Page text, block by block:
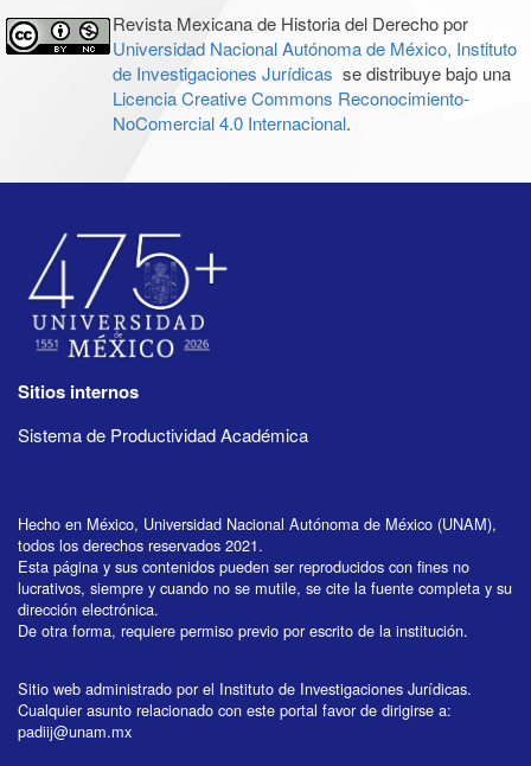
Revista Mexicana de Historia del Derecho por
Universidad Nacional Autónoma de México, Instituto
de Investigaciones Jurídicas se distribuye bajo una
Licencia Creative Commons Reconocimiento-
NoComercial 4.0 Internacional.
Sitios internos
Sistema de Productividad Académica
Hecho en México, Universidad Nacional Autónoma de México (UNAM),
todos los derechos reservados 2021.
Esta página y sus contenidos pueden ser reproducidos con fines no
lucrativos, siempre y cuando no se mutile, se cite la fuente completa y su
dirección electrónica.
De otra forma, requiere permiso previo por escrito de la institución.
Sitio web administrado por el Instituto de Investigaciones Jurídicas.
Cualquier asunto relacionado con este portal favor de dirigirse a:
padiij@unam.mx